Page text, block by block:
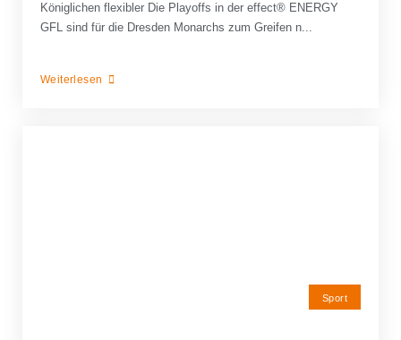
Königlichen flexibler Die Playoffs in der effect® ENERGY
GFL sind für die Dresden Monarchs zum Greifen n...
Weiterlesen
Sport